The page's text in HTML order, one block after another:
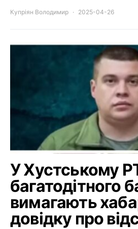
Купріян Володимир 2025-04-26
У Хустському
багатодітного
вимагають
довідку про